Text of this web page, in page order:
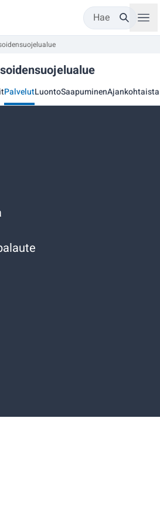
Hae
PalvelutLuontoSaapuminenAjankohtaista